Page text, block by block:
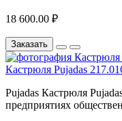
18 600.00 ₽
Заказать
Кастрюля Pujadas
Pujadas Кастрюля
предприятиях